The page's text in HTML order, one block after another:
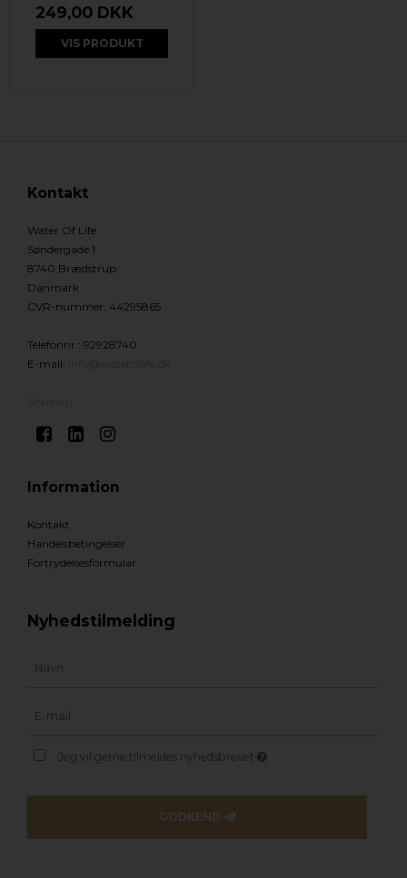
249,00 DKK
VIS PRODUKT
Kontakt
Water Of Life
Søndergade 1
8740 Brædstrup
Danmark
CVR-nummer: 44295865
Telefonnr.: 92928740
E-mail: Info@wateroflife.dk
Sitemap
Information
Kontakt
Handelsbetingelser
Fortrydelsesformular
Nyhedstilmelding
Jeg vil gerne tilmeldes nyhedsbrevet
GODKEND